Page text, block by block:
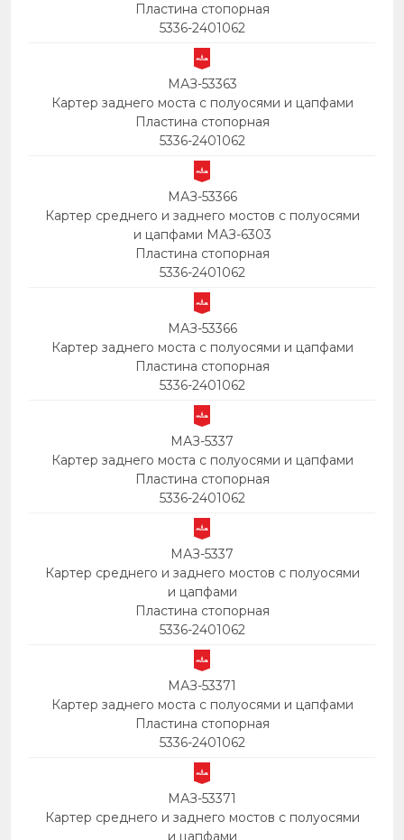
Пластина стопорная
5336-2401062
МАЗ-53363
Картер заднего моста с полуосями и цапфами
Пластина стопорная
5336-2401062
МАЗ-53366
Картер среднего и заднего мостов с полуосями
и цапфами МАЗ-6303
Пластина стопорная
5336-2401062
МАЗ-53366
Картер заднего моста с полуосями и цапфами
Пластина стопорная
5336-2401062
МАЗ-5337
Картер заднего моста с полуосями и цапфами
Пластина стопорная
5336-2401062
МАЗ-5337
Картер среднего и заднего мостов с полуосями
и цапфами
Пластина стопорная
5336-2401062
МАЗ-53371
Картер заднего моста с полуосями и цапфами
Пластина стопорная
5336-2401062
МАЗ-53371
Картер среднего и заднего мостов с полуосями
и цапфами